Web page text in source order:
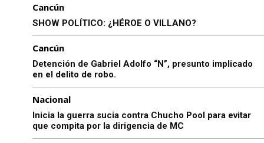
Cancún
SHOW POLÍTICO: ¿HÉROE O VILLANO?
Cancún
Detención de Gabriel Adolfo “N”, presunto implicado
en el delito de robo.
Nacional
Inicia la guerra sucia contra Chucho Pool para evitar
que compita por la dirigencia de MC